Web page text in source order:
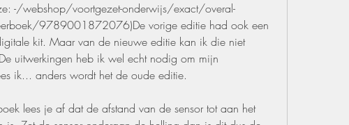
-/webshop/voortgezet-onderwijs/exact/overal-
9789001872076)De vorige editie had ook een
kit. Maar van de nieuwe editie kan ik die niet
uitwerkingen heb ik wel echt nodig om mijn
ik... anders wordt het de oude editie.
lees je af dat de afstand van de sensor tot aan het